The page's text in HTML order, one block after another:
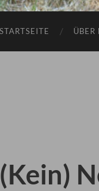
STARTSEITE ÜBER
(Kein)